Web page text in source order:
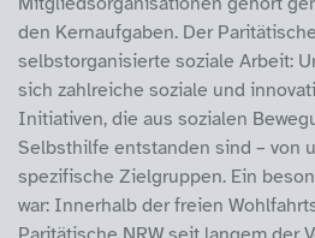
den Kernaufgaben. Der
selbstorganisierte soziale Arbeit:
sich zahlreiche soziale und
Initiativen, die aus sozialen
Selbsthilfe entstanden sind – von
spezifische Zielgruppen. Ein
war: Innerhalb der freien